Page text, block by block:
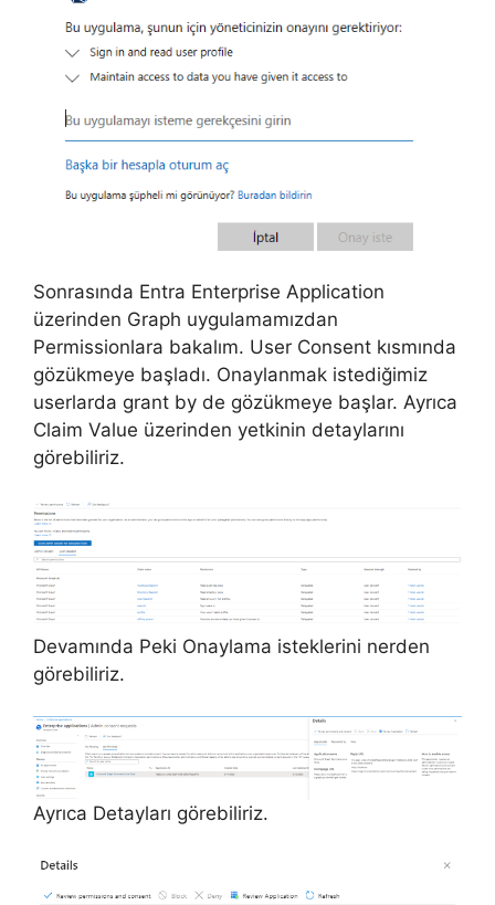
Sonrasında Entra Enterprise Application
üzerinden Graph uygulamamızdan
Permissionlara bakalım. User Consent kısmında
gözükmeye başladı. Onaylanmak istediğimiz
userlarda grant by de gözükmeye başlar. Ayrıca
Claim Value üzerinden yetkinin detaylarını
görebiliriz.
Devamında Peki Onaylama isteklerini nerden
görebiliriz.
Ayrıca Detayları görebiliriz.